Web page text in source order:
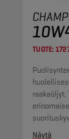
TUOTE:
raakaöljyt.
Näytä